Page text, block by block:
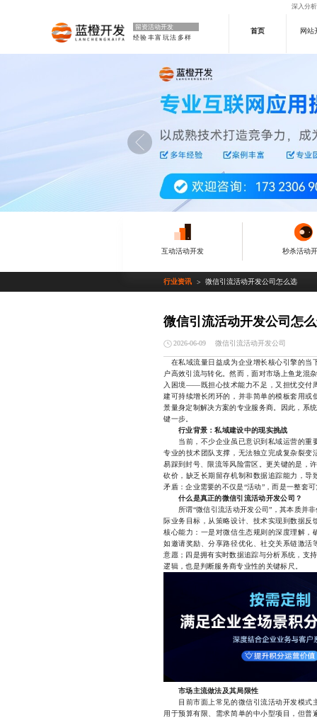
深入分
留资活动开发
经验丰富玩法多样
首页 网站
互动活动开发 秒杀活动
行业资讯 > 微信引流活动开发公司怎么选
微信引流活动开发公司怎
2026-06-09 微信引流活动开发公司
在私域流量日益成为企业增长核心引擎的当
户高效引流与转化。然而，面对市场上鱼龙混
入困境——既担心技术能力不足，又担忧交付
建可持续增长闭环的，并非简单的模板套用
景量身定制解决方案的专业服务商。因此，系
键一步。
行业背景：私域建设中的现实挑战
当前，不少企业虽已意识到私域运营的重
专业的技术团队支撑，无法独立完成复杂裂
易踩到封号、限流等风险雷区。更关键的是，
砍价，缺乏长期留存机制和数据追踪能力，
矛盾：企业需要的不仅是“活动”，而是一整套
什么是真正的微信引流活动开发公司？
所谓“微信引流活动开发公司”，其本质并非
际业务目标，从策略设计、技术实现到数据
核心能力：一是对微信生态规则的深度理解
如邀请奖励、分享路径优化、社交关系链激
意愿；四是拥有实时数据追踪与分析系统，支
逻辑，也是判断服务商专业性的关键标尺。
市场主流做法及其局限性
目前市面上常见的微信引流活动开发模式
用于预算有限、需求简单的中小型项目，但